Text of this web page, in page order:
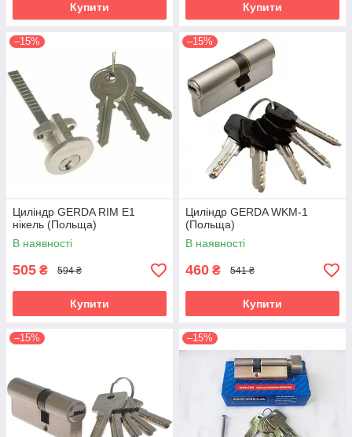
Купити Купити
–15%
Циліндр GERDA RIM E1
нікель (Польща)
В наявності
505 ₴ 594 ₴
Купити
–15%
Циліндр GERDA WKM-1
(Польща)
В наявності
460 ₴ 541 ₴
Купити
–15% –15%